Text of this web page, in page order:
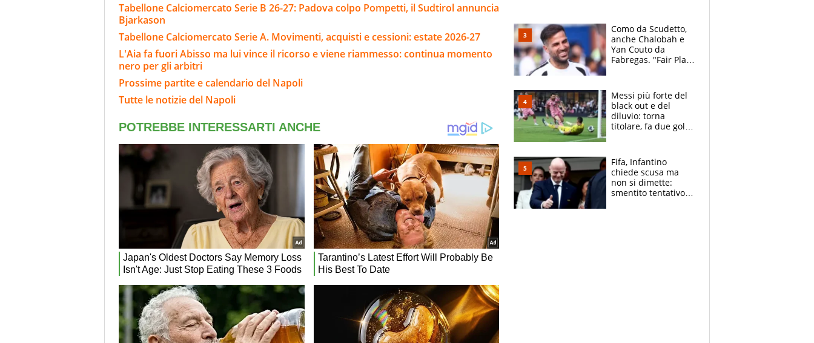
Tabellone Calciomercato Serie B 26-27: Padova colpo Pompetti, il Sudtirol annuncia
Bjarkason
Tabellone Calciomercato Serie A. Movimenti, acquisti e cessioni: estate 2026-27
L'Aia fa fuori Abisso ma lui vince il ricorso e viene riammesso: continua momento
nero per gli arbitri
Prossime partite e calendario del Napoli
Tutte le notizie del Napoli
Como da Scudetto,
anche Chalobah e
Yan Couto da
Fabregas. "Fair Play
multa"
Messi più forte del
black out e del
diluvio: torna
titolare, fa due gol e
che ritiro
Fifa, Infantino
chiede scusa ma
non si dimette:
smentito tentativo di